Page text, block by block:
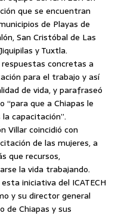
que se encuentran
de Playas de
San Cristóbal de Las
y Tuxtla.
concretas a
para el trabajo y así
de vida, y parafraseó
“para que a Chiapas le
capacitación”.
Villar coincidió con
de las mujeres, a
que recursos,
la vida trabajando.
iniciativa del ICATECH
y su director general
de Chiapas y sus